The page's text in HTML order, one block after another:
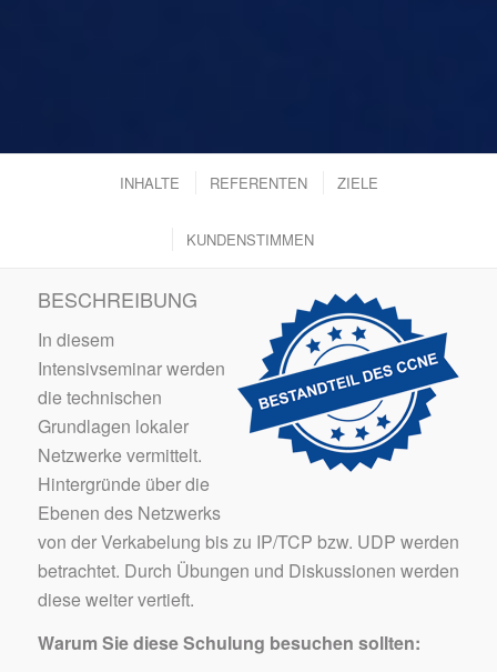
INHALTE REFERENTEN ZIELE
KUNDENSTIMMEN
BESCHREIBUNG
In diesem
Intensivseminar werden
die technischen
Grundlagen lokaler
Netzwerke vermittelt.
Hintergründe über die
Ebenen des Netzwerks
von der Verkabelung bis zu IP/TCP bzw. UDP werden
betrachtet. Durch Übungen und Diskussionen werden
diese weiter vertieft.
Warum Sie diese Schulung besuchen sollten: